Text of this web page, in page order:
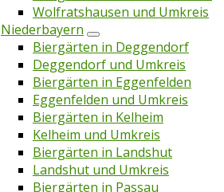
Wolfratshausen und Umkreis
Niederbayern
Biergärten in Deggendorf
Deggendorf und Umkreis
Biergärten in Eggenfelden
Eggenfelden und Umkreis
Biergärten in Kelheim
Kelheim und Umkreis
Biergärten in Landshut
Landshut und Umkreis
Biergärten in Passau